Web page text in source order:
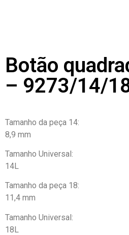
Botão
– 9273/14/
Tamanho da peça 14:
8,9 mm
Tamanho Universal:
14L
Tamanho da peça 18:
11,4 mm
Tamanho Universal:
18L